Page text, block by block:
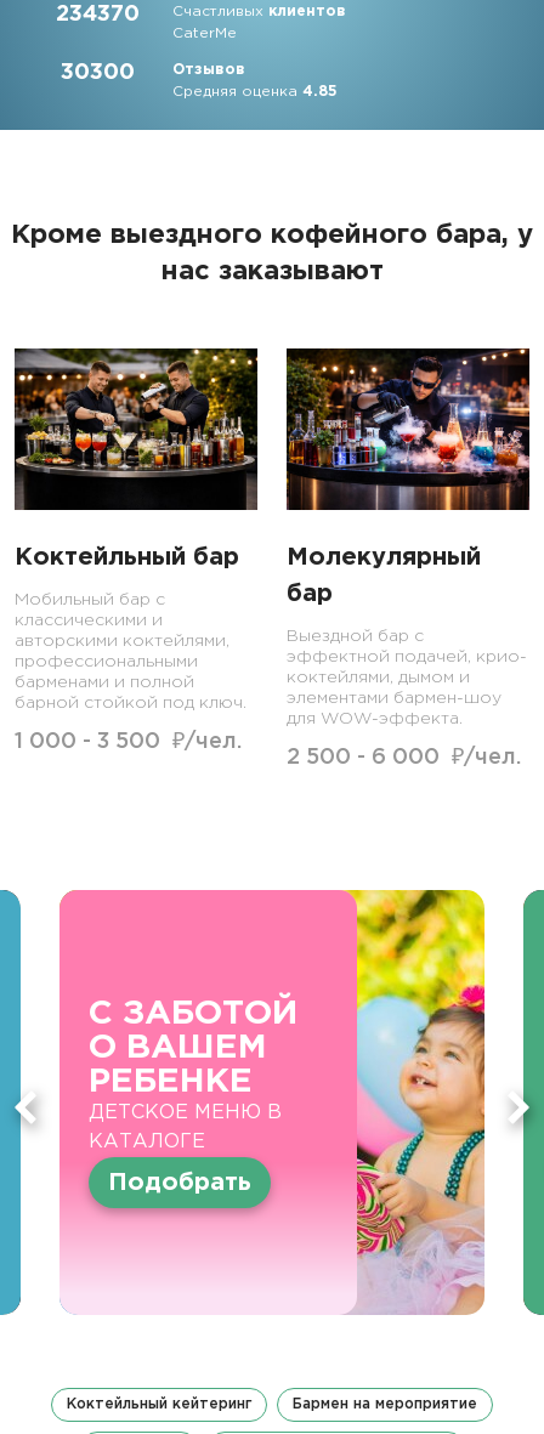
234370 Счастливых клиентов
CaterMe
30300
Отзывов
Средняя оценка4.85
Кроме выездного кофейного бара, у
нас заказывают
Коктейльный бар
Мобильный бар с
классическими и
авторскими коктейлями,
профессиональными
барменами и полной
барной стойкой под ключ.
1 000 - 3 500 ₽/чел.
Молекулярный
бар
Выездной бар с
эффектной подачей, крио-
коктейлями, дымом и
элементами бармен-шоу
для WOW-эффекта.
2 500 - 6 000 ₽/чел.
С ЗАБОТОЙ
О ВАШЕМ
РЕБЕНКЕ
ДЕТСКОЕ МЕНЮ В
КАТАЛОГЕ
Подобрать
Коктейльный кейтеринг Бармен на мероприятие